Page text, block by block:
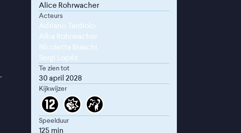
Alice Rohrwacher
Acteurs
Adriano Tardiolo
Alba Rohrwacher
Nicoletta Braschi
Sergi Lopéz
Te zien tot
30 april 2028
Kijkwijzer
Speelduur
125 min